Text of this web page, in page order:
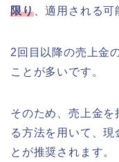
限り、適用される可
2回目以降の売上金
ことが多いです。
そのため、売上金
る方法を用いて、現
とが推奨されます。